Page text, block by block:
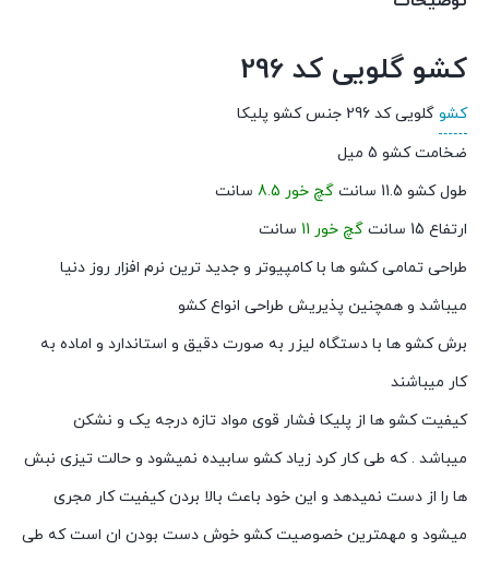
کشو گلویی کد 296
کشو گلویی کد 296 جنس کشو پلیکا
ضخامت کشو 5 میل
طول کشو 11.5 سانت
گچ خور 8.5
سانت
ارتفاع 15 سانت
گچ خور 11
سانت
طراحی تمامی کشو ها با کامپیوتر و جدید ترین نرم افزار روز دنیا
میباشد و همچنین پذیریش طراحی انواع کشو
برش کشو ها با دستگاه لیزر به صورت دقیق و استاندارد و اماده به
کار میباشند
کیفیت کشو ها از پلیکا فشار قوی مواد تازه درجه یک و نشکن
میباشد . که طی کار کرد زیاد کشو سابیده نمیشود و حالت تیزی نبش
ها را از دست نمیدهد و این خود باعث بالا بردن کیفیت کار مجری
میشود و مهمترین خصوصیت کشو خوش دست بودن ان است که طی